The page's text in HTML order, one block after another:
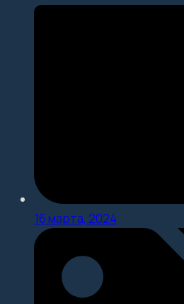
16 марта, 2024